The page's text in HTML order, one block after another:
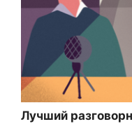
Лучший